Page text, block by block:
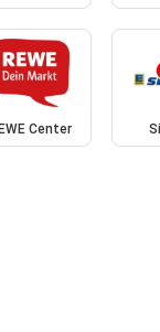
Center